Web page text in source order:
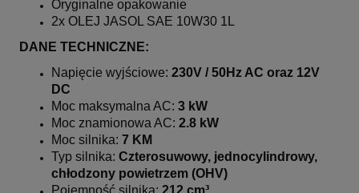
Oryginalne opakowanie
2x OLEJ JASOL SAE 10W30 1L
DANE TECHNICZNE:
Napięcie wyjściowe: 230V / 50Hz AC oraz 12V
DC
Moc maksymalna AC: 3 kW
Moc znamionowa AC: 2.8 kW
Moc silnika: 7 KM
Typ silnika: Czterosuwowy, jednocylindrowy,
chłodzony powietrzem (OHV)
Pojemność silnika: 212 cm³